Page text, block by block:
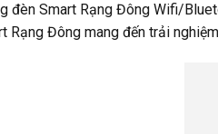
đèn Smart Rạng Đông Wifi/
Rạng Đông mang đến trải